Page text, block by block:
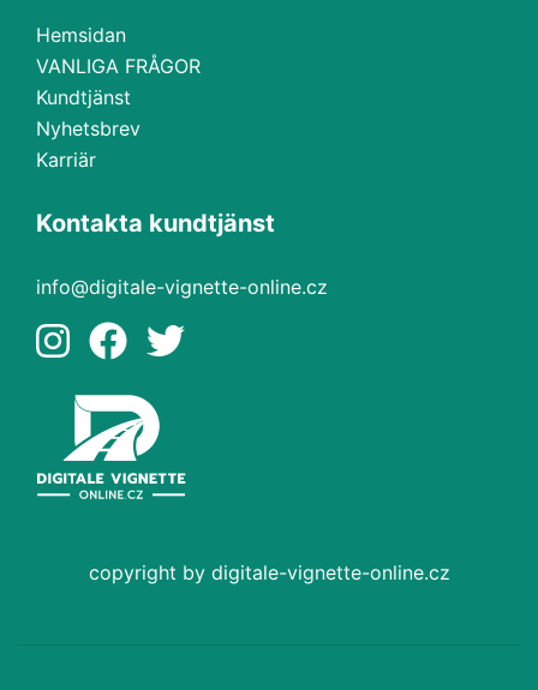
Hemsidan
VANLIGA FRÅGOR
Kundtjänst
Nyhetsbrev
Karriär
Kontakta kundtjänst
info@digitale-vignette-online.cz
copyright by digitale-vignette-online.cz